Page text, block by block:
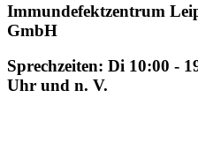
Immundefektzentrum
GmbH
Sprechzeiten: Di 10:00 -
Uhr und n. V.